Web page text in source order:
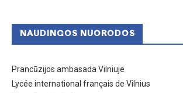
NAUDINGOS NUORODOS
Prancūzijos ambasada Vilniuje
Lycée international français de Vilnius